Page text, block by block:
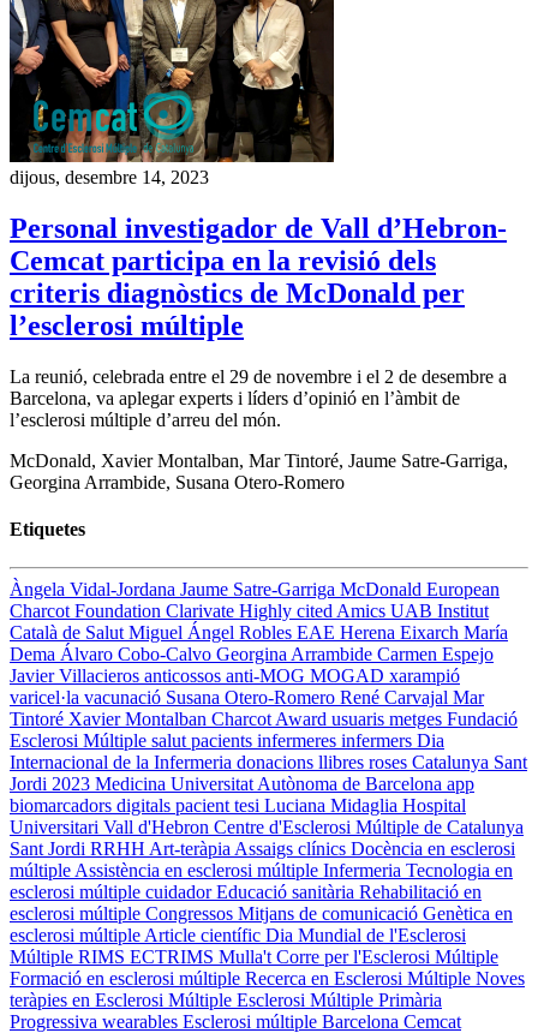
dijous, desembre 14, 2023
Personal investigador de Vall d’Hebron-
Cemcat participa en la revisió dels
criteris diagnòstics de McDonald per
l’esclerosi múltiple
La reunió, celebrada entre el 29 de novembre i el 2 de desembre a
Barcelona, va aplegar experts i líders d’opinió en l’àmbit de
l’esclerosi múltiple d’arreu del món.
McDonald, Xavier Montalban, Mar Tintoré, Jaume Satre-Garriga,
Georgina Arrambide, Susana Otero-Romero
Etiquetes
Àngela Vidal-Jordana Jaume Satre-Garriga McDonald European
Charcot Foundation Clarivate Highly cited Amics UAB Institut
Català de Salut Miguel Ángel Robles EAE Herena Eixarch María
Dema Álvaro Cobo-Calvo Georgina Arrambide Carmen Espejo
Javier Villacieros anticossos anti-MOG MOGAD xarampió
varicel·la vacunació Susana Otero-Romero René Carvajal Mar
Tintoré Xavier Montalban Charcot Award usuaris metges Fundació
Esclerosi Múltiple salut pacients infermeres infermers Dia
Internacional de la Infermeria donacions llibres roses Catalunya Sant
Jordi 2023 Medicina Universitat Autònoma de Barcelona app
biomarcadors digitals pacient tesi Luciana Midaglia Hospital
Universitari Vall d'Hebron Centre d'Esclerosi Múltiple de Catalunya
Sant Jordi RRHH Art-teràpia Assaigs clínics Docència en esclerosi
múltiple Assistència en esclerosi múltiple Infermeria Tecnologia en
esclerosi múltiple cuidadorEducació sanitària Rehabilitació en
esclerosi múltiple Congressos Mitjans de comunicació Genètica en
esclerosi múltiple Article científic Dia Mundial de l'Esclerosi
Múltiple RIMS ECTRIMS Mulla't Corre per l'Esclerosi Múltiple
Formació en esclerosi múltiple Recerca en Esclerosi Múltiple Noves
teràpies en Esclerosi Múltiple Esclerosi Múltiple Primària
Progressiva wearables Esclerosi múltiple Barcelona Cemcat